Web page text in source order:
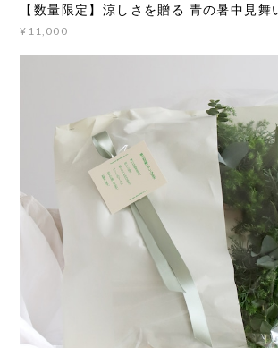
【数量限定】涼しさを贈る 青の暑中見舞
¥11,000